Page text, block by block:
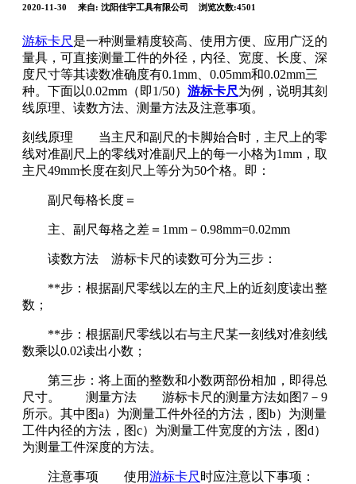
2020-11-30 来自: 沈阳佳宇工具有限公司 浏览次数:4501
游标卡尺 是一种测量精度较高、使用方便、应用广泛的
量具，可直接测量工件的外径，内径、宽度、长度、深
度尺寸等其读数准确度有0.1mm、0.05mm和0.02mm三
种。下面以0.02mm（即1/50） 游标卡尺为例，说明其刻
线原理、读数方法、测量方法及注意事项。
刻线原理 当主尺和副尺的卡脚始合时，主尺上的零
线对准副尺上的零线对准副尺上的每一小格为1mm，取
主尺49mm长度在刻尺上等分为50个格。即：
副尺每格长度＝
主、副尺每格之差＝1mm－0.98mm=0.02mm
读数方法 游标卡尺的读数可分为三步：
**步：根据副尺零线以左的主尺上的近刻度读出整
数；
**步：根据副尺零线以右与主尺某一刻线对准刻线
数乘以0.02读出小数；
第三步：将上面的整数和小数两部份相加，即得总
尺寸。 测量方法 游标卡尺的测量方法如图7－9
所示。其中图a）为测量工件外径的方法，图b）为测量
工件内径的方法，图c）为测量工件宽度的方法，图d）
为测量工件深度的方法。
注意事项 使用游标卡尺 时应注意以下事项：